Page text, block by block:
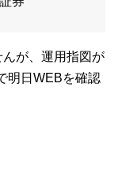
が、運用指図が
明日WEBを確認